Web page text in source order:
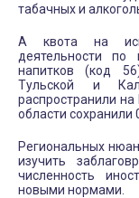
табачных и
А квота на
деятельности по
напитков (код
Тульской и
распространили
области сохранили
Региональных
изучить
численность
новыми нормами.